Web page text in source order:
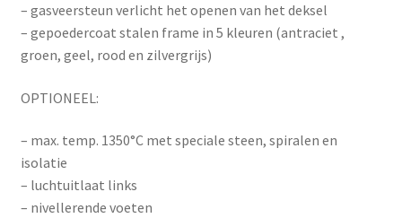
– gasveersteun verlicht het openen van het deksel
– gepoedercoat stalen frame in 5 kleuren (antraciet ,
groen, geel, rood en zilvergrijs)
OPTIONEEL:
– max. temp. 1350°C met speciale steen, spiralen en
isolatie
– luchtuitlaat links
– nivellerende voeten